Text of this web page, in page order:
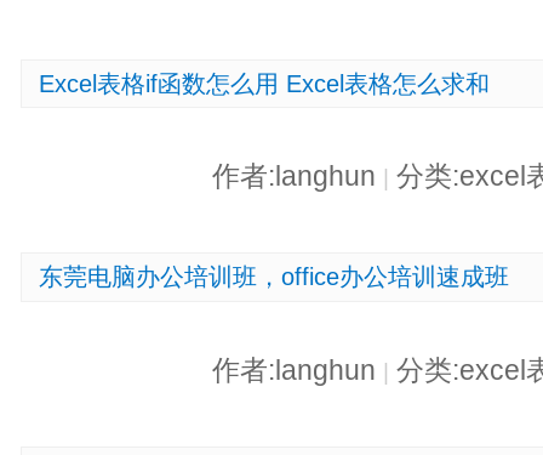
Excel表格if函数怎么用 Excel表格怎么求和
作者:langhun 分类:excel
东莞电脑办公培训班，office办公培训速成班
作者:langhun | 分类:excel